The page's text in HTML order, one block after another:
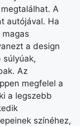
A
autójával. Ha
a design
súlyúak,
Az
megfelel a
a legszebb
színéhez,